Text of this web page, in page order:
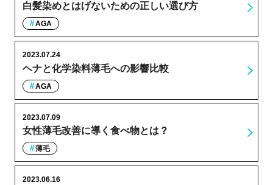
白髪染めとはげないための正しい選び方
AGA
ヘナと化学染料薄毛への影響比較
2023.07.24
AGA
女性薄毛改善に導く食べ物とは？
2023.07.09
薄毛
2023.06.16